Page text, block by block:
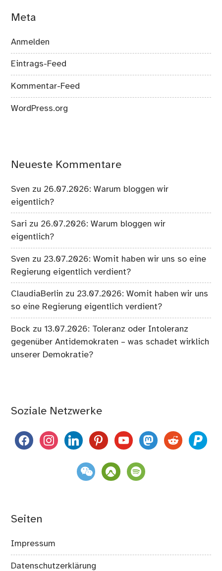
Meta
Anmelden
Eintrags-Feed
Kommentar-Feed
WordPress.org
Neueste Kommentare
Sven zu 26.07.2026: Warum bloggen wir
eigentlich?
Sari zu 26.07.2026: Warum bloggen wir
eigentlich?
Sven zu 23.07.2026: Womit haben wir uns so eine
Regierung eigentlich verdient?
ClaudiaBerlin zu 23.07.2026: Womit haben wir uns
so eine Regierung eigentlich verdient?
Bock zu13.07.2026: Toleranz oder Intoleranz
gegenüber Antidemokraten – was schadet wirklich
unserer Demokratie?
Soziale Netzwerke
facebookinstagramlinkedinpinterestyoutubemastodon
reddit paypal
weixin komootspotify
Seiten
Impressum
Datenschutzerklärung